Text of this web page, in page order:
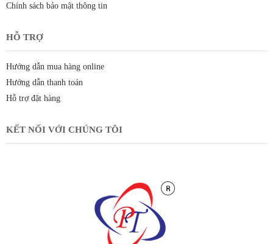
Chính sách bảo mật thông tin
HỖ TRỢ
Hướng dẫn mua hàng online
Hướng dẫn thanh toán
Hỗ trợ đặt hàng
KẾT NỐI VỚI CHÚNG TÔI